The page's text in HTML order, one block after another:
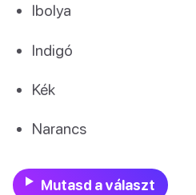
Ibolya
Indigó
Kék
Narancs
Mutasd a választ